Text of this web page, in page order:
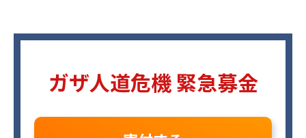
ガザ人道危機 緊急募金